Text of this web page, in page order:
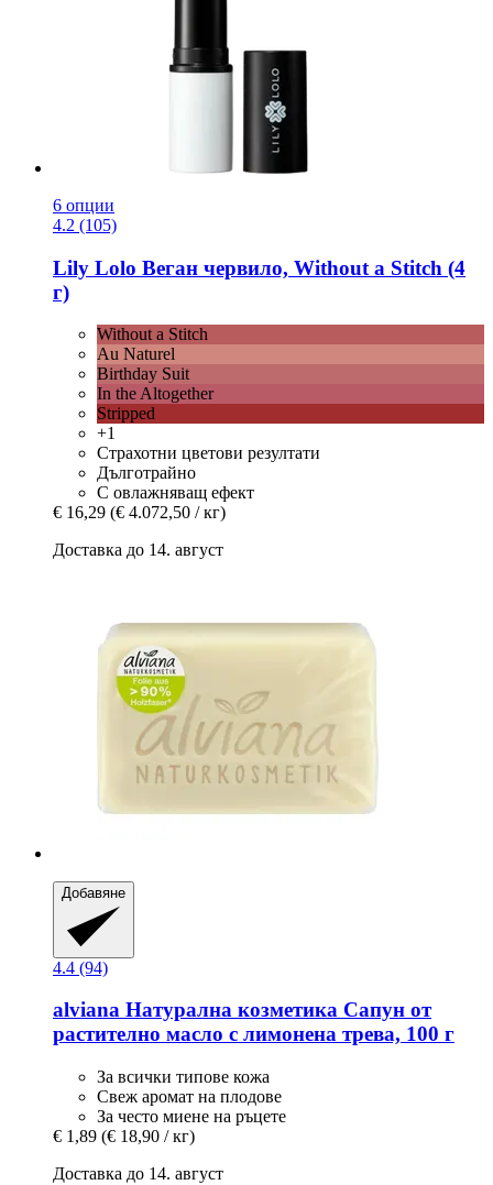
6 опции
4.2 (105)
Lily Lolo Веган червило, Without a Stitch (4
г)
Without a Stitch
Au Naturel
Birthday Suit
In the Altogether
Stripped
+1
Страхотни цветови резултати
Дълготрайно
С овлажняващ ефект
€ 16,29 (€ 4.072,50 / кг)
Доставка до 14. август
Добавяне
4.4 (94)
alviana Натурална козметика Сапун от
растително масло с лимонена трева, 100 г
За всички типове кожа
Свеж аромат на плодове
За често миене на ръцете
€ 1,89 (€ 18,90 / кг)
Доставка до 14. август